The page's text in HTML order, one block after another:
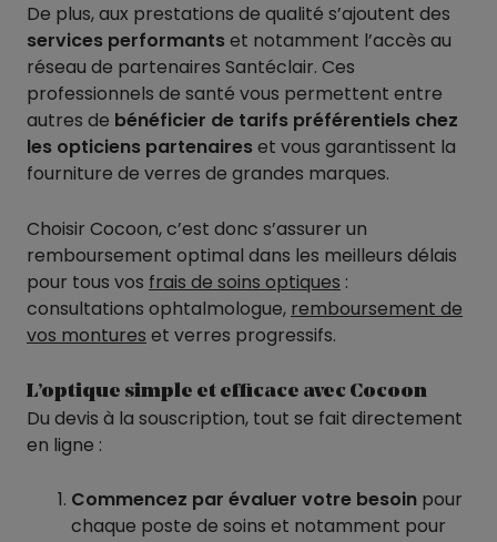
De plus, aux prestations de qualité s’ajoutent des
services performantset notamment l’accès au
réseau de partenaires Santéclair. Ces
professionnels de santé vous permettent entre
autres de bénéficier de tarifs préférentiels chez
les opticiens partenaireset vous garantissent la
fourniture de verres de grandes marques.
Choisir Cocoon, c’est donc s’assurer un
remboursement optimal dans les meilleurs délais
pour tous vos frais de soins optiques :
consultations ophtalmologue, remboursement de
vos montures et verres progressifs.
L’optique simple et efficace avec Cocoon
Du devis à la souscription, tout se fait directement
en ligne :
Commencez par évaluer votre besoin pour
chaque poste de soins et notamment pour